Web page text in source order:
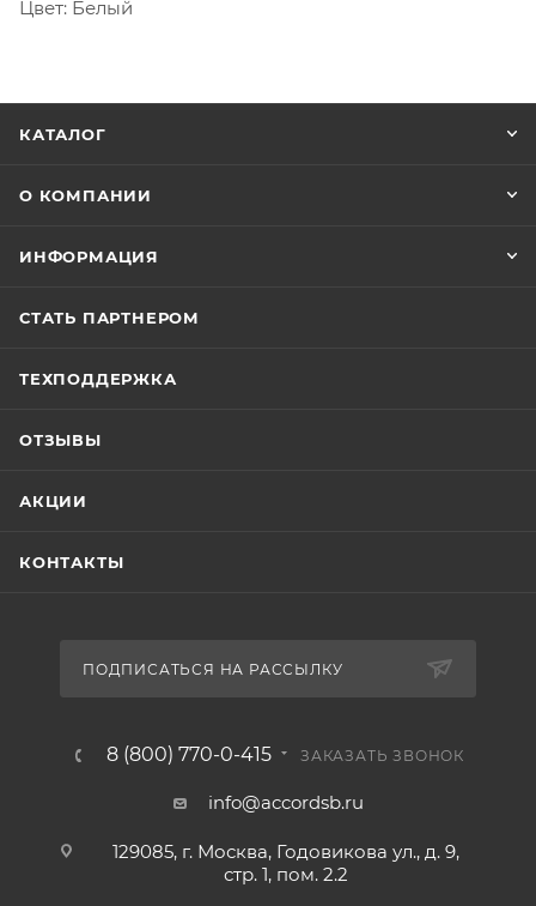
Цвет: Белый
КАТАЛОГ
О КОМПАНИИ
ИНФОРМАЦИЯ
СТАТЬ ПАРТНЕРОМ
ТЕХПОДДЕРЖКА
ОТЗЫВЫ
АКЦИИ
КОНТАКТЫ
ПОДПИСАТЬСЯ НА РАССЫЛКУ
8 (800) 770-0-415 ЗАКАЗАТЬ ЗВОНОК
info@accordsb.ru
129085, г. Москва, Годовикова ул., д. 9,
стр. 1, пом. 2.2